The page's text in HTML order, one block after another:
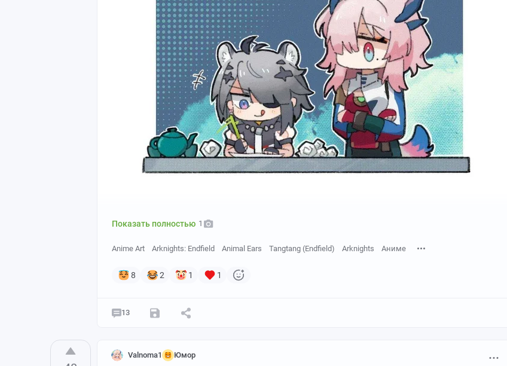
Показать полностью 1
Anime Art Arknights: Endfield Animal Ears Tangtang (Endfield) Arknights Аниме
8 2 1 1
13
Valnoma1 Юмор